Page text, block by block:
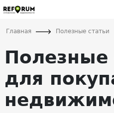
Главная Полезные статьи
Полезные
для